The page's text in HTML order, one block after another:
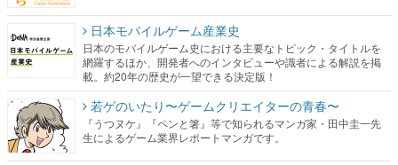
日本モバイルゲーム産業史
日本のモバイルゲーム史における主要なトピック・タイトルを
網羅するほか、開発者へのインタビューや識者による解説を掲
載。約20年の歴史が一望できる決定版！
若ゲのいたり〜ゲームクリエイターの青春〜
『うつヌケ』『ペンと箸』等で知られるマンガ家・田中圭一先
生によるゲーム業界レポートマンガです。